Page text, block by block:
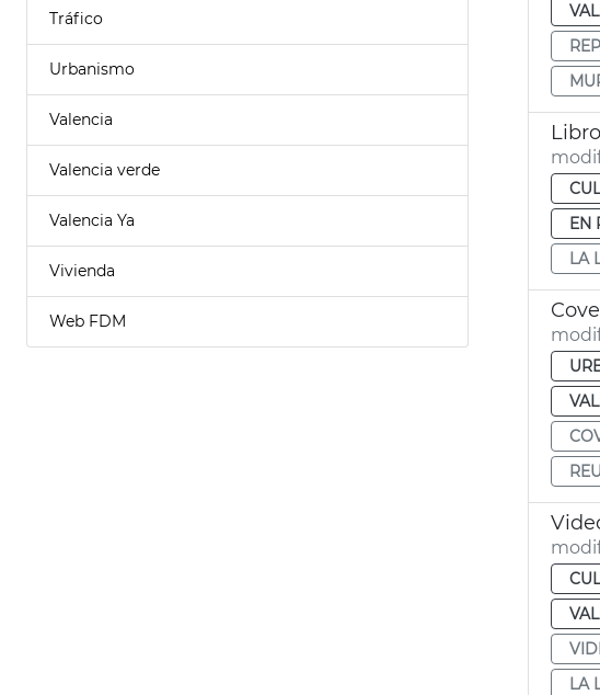
Tráfico
Urbanismo
Valencia
Valencia verde
Valencia Ya
Vivienda
Web FDM
EN
LA
LA